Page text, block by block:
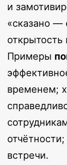
и
«сказано —
открытость
Примеры
временем;
встречи.